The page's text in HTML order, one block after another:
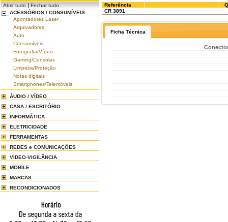
Abrir tudo|Fechar tudo
ACESSÓRIOS / CONSUMÍVEIS
Apontadores Laser
Arquivadores
Auto
Consumíveis
Fotografia/Vídeo
Gaming/Consolas
Limpeza/Proteção
Notas digitais
Smartphones/Telemóveis
ÁUDIO / VÍDEO
CASA / ESCRITÓRIO
INFORMÁTICA
ELETRICIDADE
FERRAMENTAS
REDES e COMUNICAÇÕES
VIDEO-VIGILÂNCIA
MOBILE
MARCAS
RECONDICIONADOS
Referência
CR 3891
Ficha Técnica